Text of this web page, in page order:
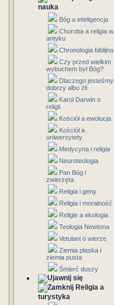
nauka
Bóg a inteligencja
Choroba a religia w
antyku
Chronologia biblijna
Czy przed wielkim
wybuchem był Bóg?
Dlaczego jesteśmy
dobrzy albo źli
Karol Darwin o
religii
Kościół a ewolucja
Kościół a
uniwersytety
Medycyna i religia
Neuroteologia
Pan Bóg i
zwierzęta
Religia i geny
Religia i moralność
Religie a ekologia
Teologia Newtona
Vetulani o wierze
Ziemia płaska i
ziemia pusta
Śmierć duszy
Religia a
turystyka